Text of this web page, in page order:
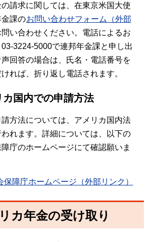
請求に関しては、在東京米国大使
課のお問い合わせフォーム（外部
い合わせください。電話によるお
3224-5000で連邦年金課と申し出
回答の場合は、氏名・電話番号を
れば、折り返し電話されます。
カ国内での申請方法
方法については、アメリカ国内法
れます。詳細については、以下の
庁のホームページにて確認願いま
保障庁ホームページ（外部リンク）
カ年金の受け取り